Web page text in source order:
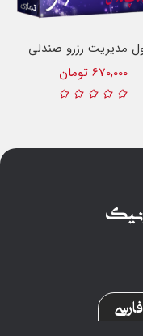
مدیریت رزرو صندلی
670,000 تومان